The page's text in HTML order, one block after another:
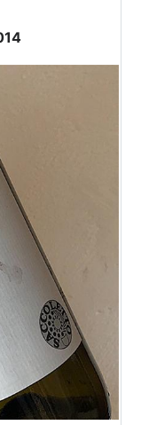
たほどの効果は